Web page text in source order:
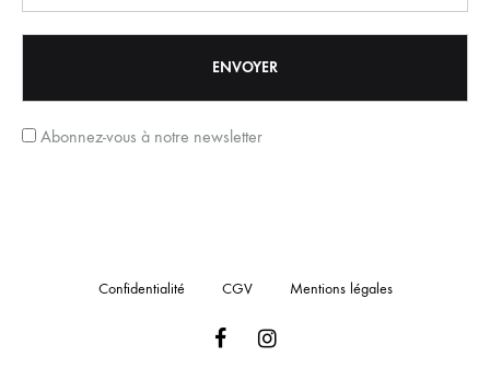
Abonnez-vous à notre newsletter
Confidentialité CGV Mentions légales
FacebookInstagram